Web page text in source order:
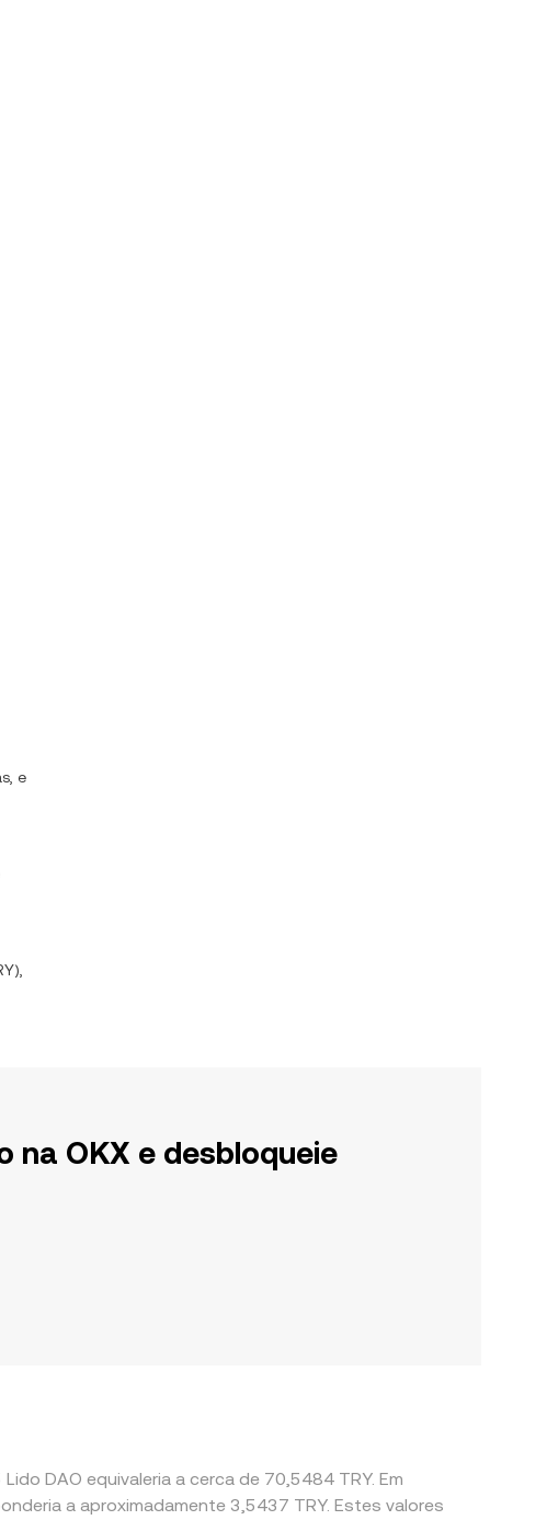
e
),
na OKX e desbloqueie
DAO equivaleria a cerca de 70,5484 TRY. Em
a aproximadamente 3,5437 TRY. Estes valores